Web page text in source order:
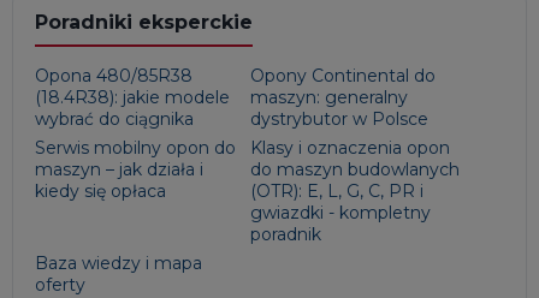
Poradniki eksperckie
Opona 480/85R38
(18.4R38): jakie modele
wybrać do ciągnika
Opony Continental do
maszyn: generalny
dystrybutor w Polsce
Serwis mobilny opon do
maszyn – jak działa i
kiedy się opłaca
Klasy i oznaczenia opon
do maszyn budowlanych
(OTR): E, L, G, C, PR i
gwiazdki - kompletny
poradnik
Baza wiedzy i mapa
oferty